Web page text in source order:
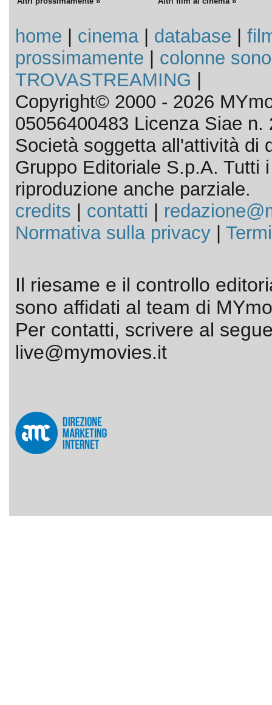
home cinema| database
prossimamente
colonne
TROVASTREAMING
Copyright© 2000 - 2026
05056400483 Licenza Siae n.
Società soggetta all'attività di
Gruppo Editoriale S.p.A. Tutti
riproduzione anche parziale.
credits
contatti
Normativa sulla privacy|
Il riesame e il controllo
sono affidati al team di
Per contatti, scrivere al
live@mymovies.it